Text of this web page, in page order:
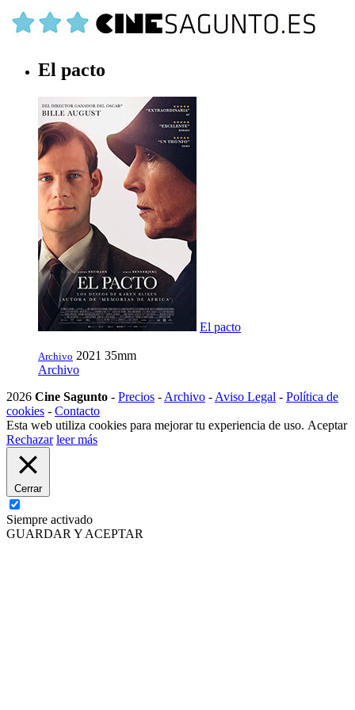
El pacto
El pacto
Archivo 2021 35mm
Archivo
2026 Cine Sagunto - Precios - Archivo - Aviso Legal - Política de
cookies - Contacto
Esta web utiliza cookies para mejorar tu experiencia de uso. Aceptar
Rechazar leer más
Cerrar
Siempre activado
GUARDAR Y ACEPTAR